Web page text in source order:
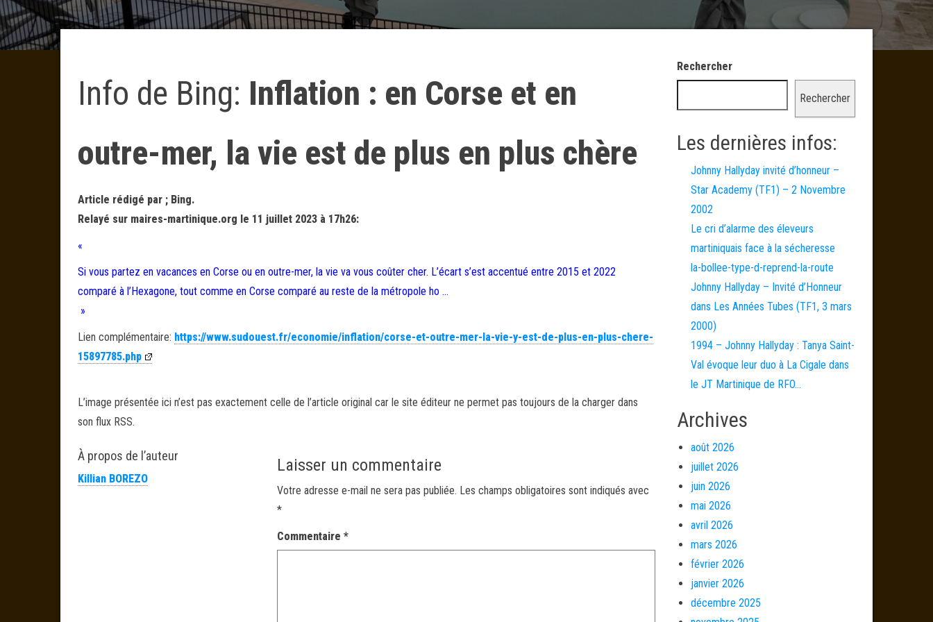
Info de Bing: Inflation : en Corse et en
outre-mer, la vie est de plus en plus chère
Article rédigé par ; Bing.
Relayé sur maires-martinique.org le 11 juillet 2023 à 17h26:
«
Si vous partez en vacances en Corse ou en outre-mer, la vie va vous coûter cher. L’écart s’est accentué entre 2015 et 2022
comparé à l’Hexagone, tout comme en Corse comparé au reste de la métropole ho …
»
Lien complémentaire: https://www.sudouest.fr/economie/inflation/corse-et-outre-mer-la-vie-y-est-de-plus-en-plus-chere-
15897785.php
L’image présentée ici n’est pas exactement celle de l’article original car le site éditeur ne permet pas toujours de la charger dans
son flux RSS.
À propos de l’auteur
Killian BOREZO
Laisser un commentaire
Votre adresse e-mail ne sera pas publiée. Les champs obligatoires sont indiqués avec
*
Commentaire*
Rechercher
Rechercher
Les dernières infos:
Johnny Hallyday invité d’honneur –
Star Academy (TF1) – 2 Novembre
2002
Le cri d’alarme des éleveurs
martiniquais face à la sécheresse
la-bollee-type-d-reprend-la-route
Johnny Hallyday – Invité d’Honneur
dans Les Années Tubes (TF1, 3 mars
2000)
1994 – Johnny Hallyday : Tanya Saint-
Val évoque leur duo à La Cigale dans
le JT Martinique de RFO…
Archives
août 2026
juillet 2026
juin 2026
mai 2026
avril 2026
mars 2026
février 2026
janvier 2026
décembre 2025